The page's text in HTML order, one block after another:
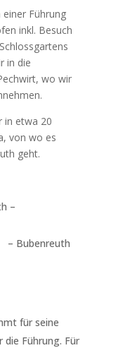
Führung
inkl. Besuch
in die
wo wir
in etwa 20
von wo es
geht.
–
– Bubenreuth
für seine
Führung. Für